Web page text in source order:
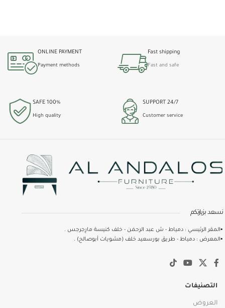
Fast shipping
Fast and safe
ONLINE PAYMENT
Payment methods
24/7 SUPPORT
Customer service
100% SAFE
High quality
نسعد بزيارتكم
▪️المقر الرئيسي : دمياط - ش عبد الرحمٰن - خلف كنيسة مارِجرجس .
▪️المعرض : دمياط - طريق بورسعيد خلف (مشويات أبوصالح) .
التصنيفات
العروض